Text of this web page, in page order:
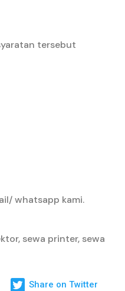
tersebut
whatsapp kami.
sewa printer, sewa
Share on Twitter